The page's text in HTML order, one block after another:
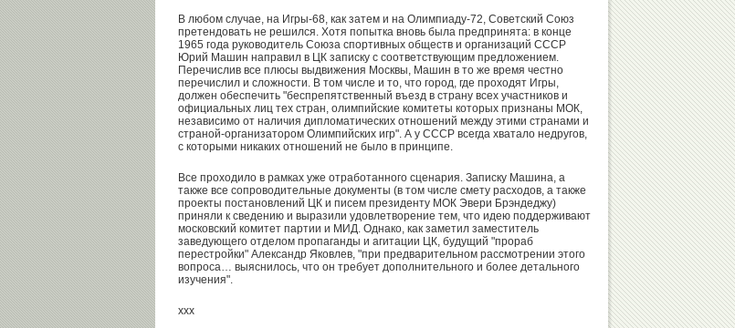
В любом случае, на Игры-68, как затем и на Олимпиаду-72, Советский Союз
претендовать не решился. Хотя попытка вновь была предпринята: в конце
1965 года руководитель Союза спортивных обществ и организаций СССР
Юрий Машин направил в ЦК записку с соответствующим предложением.
Перечислив все плюсы выдвижения Москвы, Машин в то же время честно
перечислил и сложности. В том числе и то, что город, где проходят Игры,
должен обеспечить "беспрепятственный въезд в страну всех участников и
официальных лиц тех стран, олимпийские комитеты которых признаны МОК,
независимо от наличия дипломатических отношений между этими странами и
страной-организатором Олимпийских игр". А у СССР всегда хватало недругов,
с которыми никаких отношений не было в принципе.
Все проходило в рамках уже отработанного сценария. Записку Машина, а
также все сопроводительные документы (в том числе смету расходов, а также
проекты постановлений ЦК и писем президенту МОК Эвери Брэндеджу)
приняли к сведению и выразили удовлетворение тем, что идею поддерживают
московский комитет партии и МИД. Однако, как заметил заместитель
заведующего отделом пропаганды и агитации ЦК, будущий "прораб
перестройки" Александр Яковлев, "при предварительном рассмотрении этого
вопроса… выяснилось, что он требует дополнительного и более детального
изучения".
ххх
Александр
Горшков
Виталий
Давыдов
Омар
Муртузалиев